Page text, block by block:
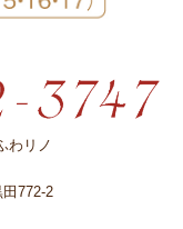
わリノ
772-2